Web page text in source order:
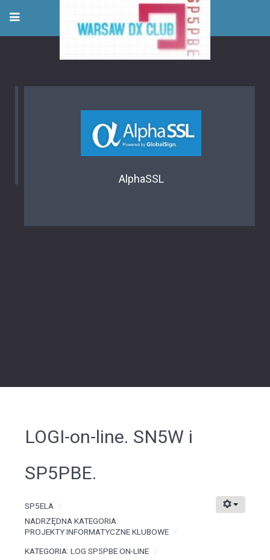
AlphaSSL
LOGI-on-line. SN5W i
SP5PBE.
SP5ELA
NADRZĘDNA KATEGORIA:
PROJEKTY INFORMATYCZNE KLUBOWE
KATEGORIA: LOG SP5PBE ON-LINE